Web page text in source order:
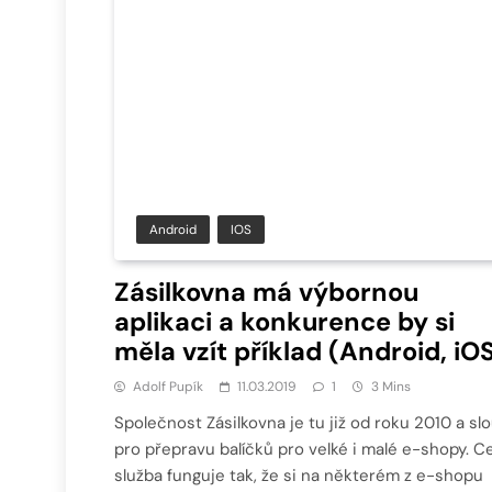
Android IOS
Zásilkovna má výbornou
aplikaci a konkurence by si
měla vzít příklad (Android,
Adolf Pupík 11.03.2019 1 3 Mins
Společnost Zásilkovna je tu již od roku 2010 a
pro přepravu balíčků pro velké i malé e-shopy.
služba funguje tak, že si na některém z e-shopu